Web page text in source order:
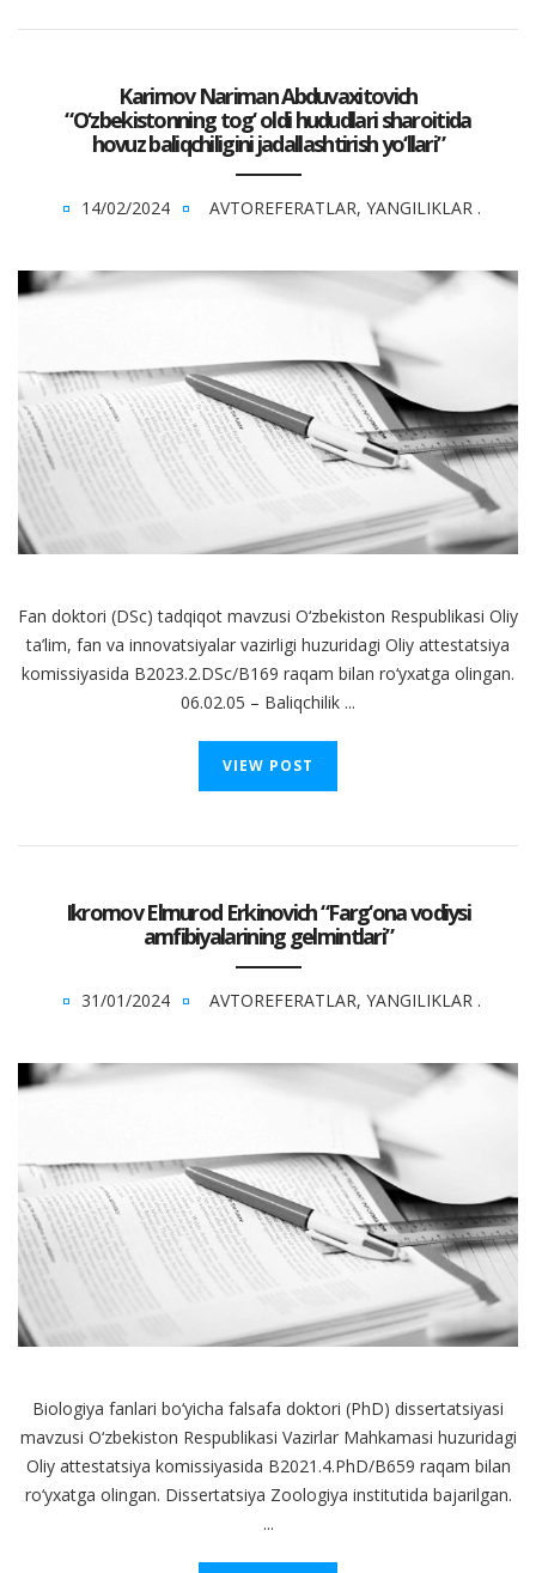
Karimov Nariman Abduvaxitovich
“O‘zbekistonning tog‘ oldi hududlari sharoitida
hovuz baliqchiligini jadallashtirish yo‘llari”
14/02/2024 AVTOREFERATLAR, YANGILIKLAR .
Fan doktori (DSc) tadqiqot mavzusi O‘zbekiston Respublikasi Oliy
ta’lim, fan va innovatsiyalar vazirligi huzuridagi Oliy attestatsiya
komissiyasida B2023.2.DSc/B169 raqam bilan ro‘yxatga olingan.
06.02.05 – Baliqchilik ...
VIEW POST
Ikromov Elmurod Erkinovich “Farg‘ona vodiysi
amfibiyalarining gelmintlari”
31/01/2024 AVTOREFERATLAR, YANGILIKLAR .
Biologiya fanlari bo‘yicha falsafa doktori (PhD) dissertatsiyasi
mavzusi O‘zbekiston Respublikasi Vazirlar Mahkamasi huzuridagi
Oliy attestatsiya komissiyasida B2021.4.PhD/B659 raqam bilan
ro‘yxatga olingan. Dissertatsiya Zoologiya institutida bajarilgan.
...